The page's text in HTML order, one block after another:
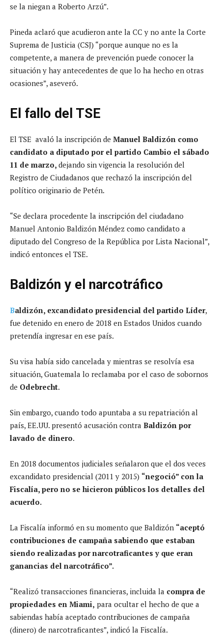
se la niegan a Roberto Arzú”.
Pineda aclaró que acudieron ante la CC y no ante la Corte
Suprema de Justicia (CSJ) “porque aunque no es la
competente, a manera de prevención puede conocer la
situación y hay antecedentes de que lo ha hecho en otras
ocasiones”, aseveró.
El fallo del TSE
El TSE avaló la inscripción de Manuel Baldizón como
candidato a diputado por el partido Cambio el sábado
11 de marzo, dejando sin vigencia la resolución del
Registro de Ciudadanos que rechazó la inscripción del
político originario de Petén.
“Se declara procedente la inscripción del ciudadano
Manuel Antonio Baldizón Méndez como candidato a
diputado del Congreso de la República por Lista Nacional”,
indicó entonces el TSE.
Baldizón y el narcotráfico
Baldizón, excandidato presidencial del partido Líder,
fue detenido en enero de 2018 en Estados Unidos cuando
pretendía ingresar en ese país.
Su visa había sido cancelada y mientras se resolvía esa
situación, Guatemala lo reclamaba por el caso de sobornos
de Odebrecht.
Sin embargo, cuando todo apuntaba a su repatriación al
país, EE.UU. presentó acusación contra Baldizón por
lavado de dinero.
En 2018 documentos judiciales señalaron que el dos veces
excandidato presidencial (2011 y 2015) “negoció” con la
Fiscalía, pero no se hicieron públicos los detalles del
acuerdo.
La Fiscalía informó en su momento que Baldizón “aceptó
contribuciones de campaña sabiendo que estaban
siendo realizadas por narcotraficantes y que eran
ganancias del narcotráfico”.
“Realizó transacciones financieras, incluida la compra de
propiedades en Miami, para ocultar el hecho de que a
sabiendas había aceptado contribuciones de campaña
(dinero) de narcotraficantes”, indicó la Fiscalía.